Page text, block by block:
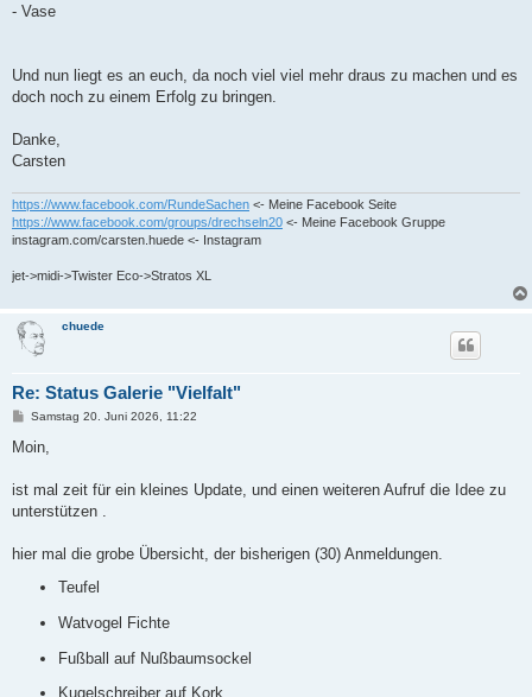
- Vase
Und nun liegt es an euch, da noch viel viel mehr draus zu machen und es
doch noch zu einem Erfolg zu bringen.
Danke,
Carsten
https://www.facebook.com/RundeSachen <- Meine Facebook Seite
https://www.facebook.com/groups/drechseln20 <- Meine Facebook Gruppe
instagram.com/carsten.huede <- Instagram
jet->midi->Twister Eco->Stratos XL
chuede
Re: Status Galerie "Vielfalt"
B
i
a
Samstag 20. Juni 2026, 11:22
Moin,
ist mal zeit für ein kleines Update, und einen weiteren Aufruf die Idee zu
unterstützen .
hier mal die grobe Übersicht, der bisherigen (30) Anmeldungen.
Teufel
Watvogel Fichte
Fußball auf Nußbaumsockel
Kugelschreiber auf Kork